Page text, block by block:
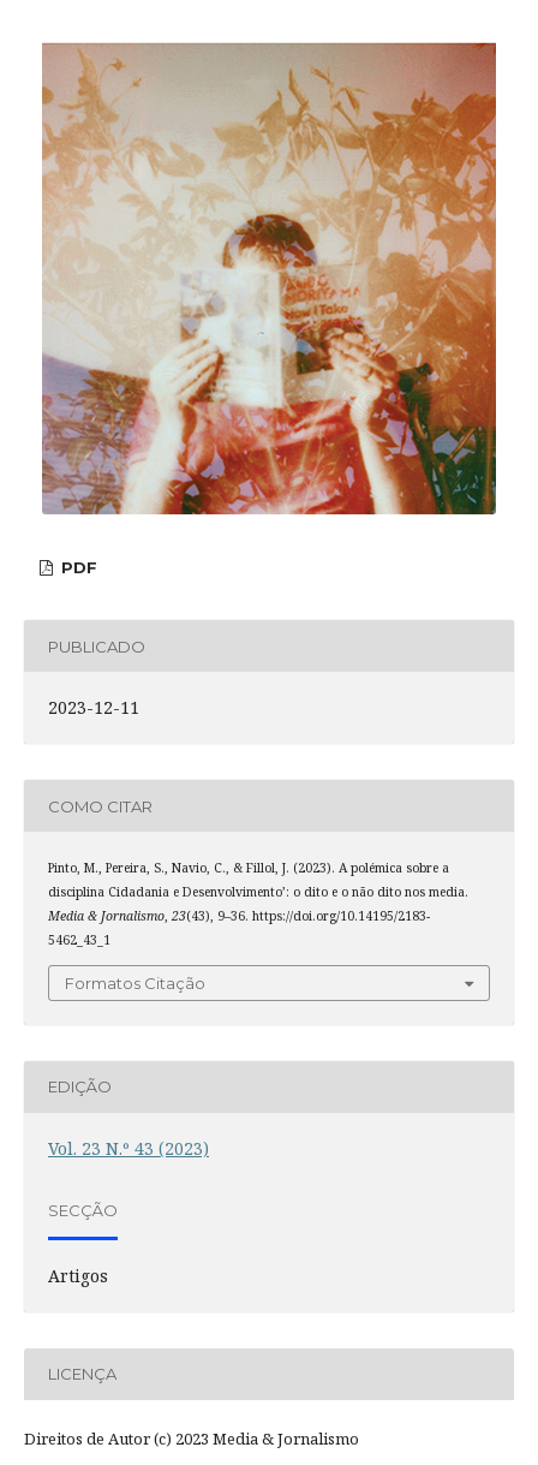
PDF
PUBLICADO
2023-12-11
COMO CITAR
Pinto, M., Pereira, S., Navio, C., & Fillol, J. (2023). A polémica sobre a
disciplina Cidadania e Desenvolvimento’: o dito e o não dito nos media.
Media & Jornalismo, 23(43), 9–36. https://doi.org/10.14195/2183-
5462_43_1
Formatos Citação
EDIÇÃO
Vol. 23 N.º 43 (2023)
SECÇÃO
Artigos
LICENÇA
Direitos de Autor (c) 2023 Media & Jornalismo